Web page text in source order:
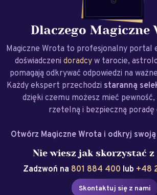
Dlaczego Magiczne
Magiczne Wrota to profesjonalny portal
doświadczeni doradcyw tarocie,
pomagają odkrywać odpowiedzi na
Każdy ekspert przechodzi staranną
dzięki czemu możesz mieć
rzetelną i bezpieczną poradę
Otwórz Magiczne Wrota i odkryj
Nie wiesz jak skorzystać
Zadzwoń na 801 884 400 lub +48
Skontaktuj się z nami